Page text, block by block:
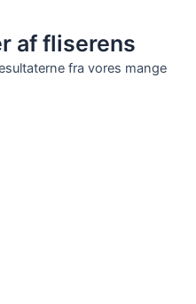
af fliserens
fra vores mange